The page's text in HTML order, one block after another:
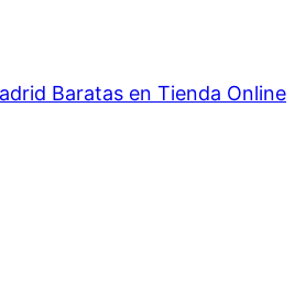
Baratas en Tienda Online